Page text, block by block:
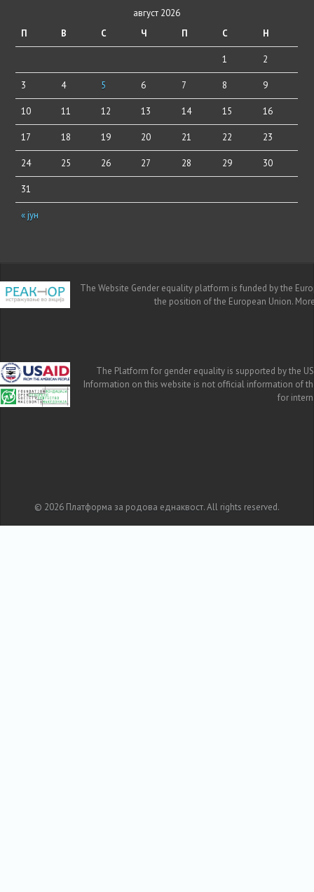
август 2026
П
В С Ч П С Н
« јун
1 2
3 4 5 6 7 8 9
10 11 12 13 14 15 16
17 18 19 20 21 22 23
24 25 26 27 28 29 30
31
The Website Gender equality platform is funded by the
the position of the European Union.
The Platform for gender equality is supported by the
Information on this website is not official information of
for
© 2026 Платформа за родова еднаквост. All rights reserved.